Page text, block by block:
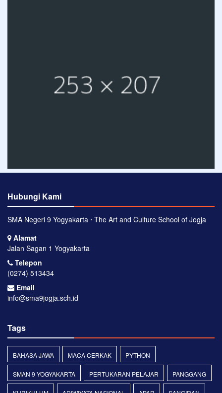
Hubungi Kami
SMA Negeri 9 Yogyakarta ⋅ The Art and Culture School of Jogja
Alamat
Jalan Sagan 1 Yogyakarta
Telepon
(0274) 513434
Email
info@sma9jogja.sch.id
Tags
BAHASA JAWA MACA CERKAK PYTHON
SMAN 9 YOGYAKARTA PERTUKARAN PELAJAR PANGGANG